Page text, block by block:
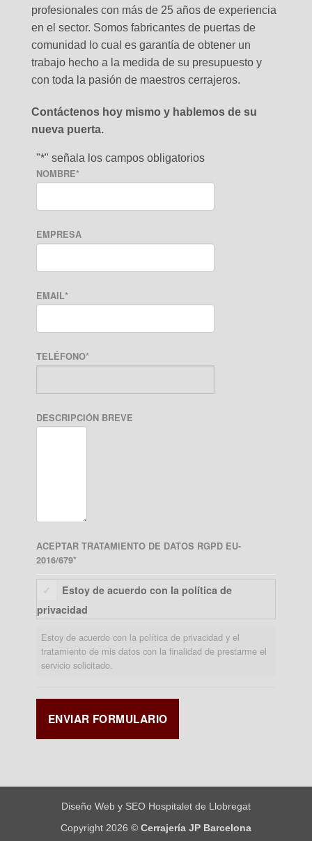
profesionales con más de 25 años de experiencia
en el sector. Somos fabricantes de puertas de
comunidad lo cual es garantía de obtener un
trabajo hecho a la medida de su presupuesto y
con toda la pasión de maestros cerrajeros.
Contáctenos hoy mismo y hablemos de su
nueva puerta.
"*" señala los campos obligatorios
NOMBRE*
EMPRESA
EMAIL*
TELÉFONO*
DESCRIPCIÓN BREVE
ACEPTAR TRATAMIENTO DE DATOS RGPD EU-
2016/679*
Estoy de acuerdo con la política de
privacidad
Estoy de acuerdo con la política de privacidad y el
tratamiento de mis datos con la finalidad de prestarme el
servicio solicitado.
Diseño Web y SEO Hospitalet de Llobregat
Copyright 2026 © Cerrajería JP Barcelona